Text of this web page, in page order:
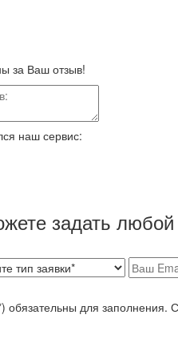
за Ваш отзыв!
наш сервис:
задать любой
обязательны для